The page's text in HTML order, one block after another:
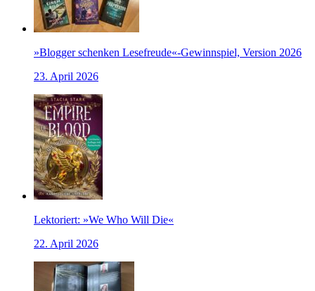
»Blogger schenken Lesefreude«-Gewinnspiel, Version 2026
23. April 2026
Lektoriert: »We Who Will Die«
22. April 2026